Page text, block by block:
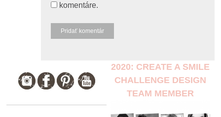
komentáre.
2020: CREATE A SMILE
CHALLENGE DESIGN
TEAM MEMBER